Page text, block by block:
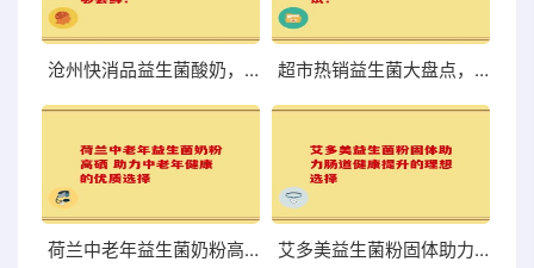
沧州快消品益生菌酸奶，口感与营养到底够不够尝鲜？ 超市热销益生菌大盘点，哪些值得你关注和尝试？
荷兰中老年益生菌奶粉高硒 助力中老年健康的优质选择 艾多美益生菌粉固体助力肠道健康提升的理想选择